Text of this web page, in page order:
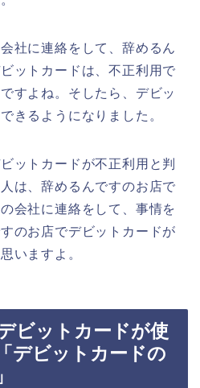
社に連絡をして、辞めるん
ットカードは、不正利用で
すよね。そしたら、デビッ
きるようになりました。
ットカードが不正利用と判
は、辞めるんですのお店で
会社に連絡をして、事情を
のお店でデビットカードが
いますよ。
ビットカードが使
デビットカードの